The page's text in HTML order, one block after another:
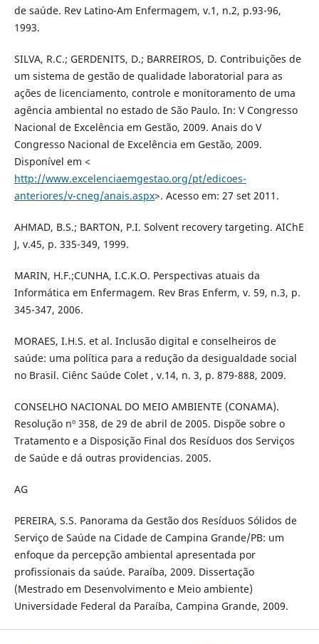
de saúde. Rev Latino-Am Enfermagem, v.1, n.2, p.93-96,
1993.
SILVA, R.C.; GERDENITS, D.; BARREIROS, D. Contribuições de
um sistema de gestão de qualidade laboratorial para as
ações de licenciamento, controle e monitoramento de uma
agência ambiental no estado de São Paulo. In: V Congresso
Nacional de Excelência em Gestão, 2009. Anais do V
Congresso Nacional de Excelência em Gestão, 2009.
Disponível em <
http://www.excelenciaemgestao.org/pt/edicoes-
anteriores/v-cneg/anais.aspx>. Acesso em: 27 set 2011.
AHMAD, B.S.; BARTON, P.I. Solvent recovery targeting. AIChE
J, v.45, p. 335-349, 1999.
MARIN, H.F.;CUNHA, I.C.K.O. Perspectivas atuais da
Informática em Enfermagem. Rev Bras Enferm, v. 59, n.3, p.
345-347, 2006.
MORAES, I.H.S. et al. Inclusão digital e conselheiros de
saúde: uma política para a redução da desigualdade social
no Brasil. Ciênc Saúde Colet , v.14, n. 3, p. 879-888, 2009.
CONSELHO NACIONAL DO MEIO AMBIENTE (CONAMA).
Resolução nº 358, de 29 de abril de 2005. Dispõe sobre o
Tratamento e a Disposição Final dos Resíduos dos Serviços
de Saúde e dá outras providencias. 2005.
AG
PEREIRA, S.S. Panorama da Gestão dos Resíduos Sólidos de
Serviço de Saúde na Cidade de Campina Grande/PB: um
enfoque da percepção ambiental apresentada por
profissionais da saúde. Paraíba, 2009. Dissertação
(Mestrado em Desenvolvimento e Meio ambiente)
Universidade Federal da Paraíba, Campina Grande, 2009.